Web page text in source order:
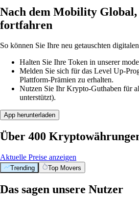
Nach dem Mobility Global,
fortfahren
So können Sie Ihre neu getauschten
Halten Sie Ihre Token in unserer
Melden Sie sich für das Level Up-
Plattform-Prämien zu erhalten.
Nutzen Sie Ihr Krypto-Guthaben für
unterstützt).
App herunterladen
Über 400
Aktuelle Preise anzeigen
Trending Top Movers
Das sagen unsere Nutzer